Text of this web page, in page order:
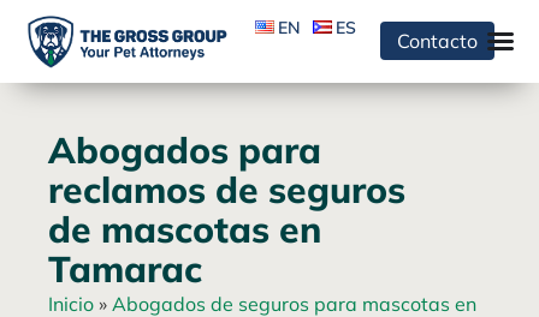
EN ES
Contacto
Abogados para
reclamos de seguros
de mascotas en
Tamarac
Inicio » Abogados de seguros para mascotas en